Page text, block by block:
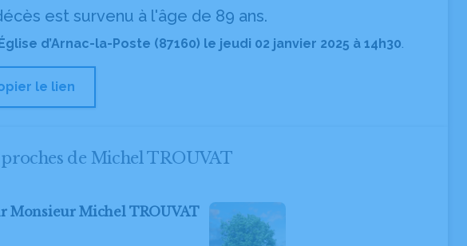
est survenu à l'âge de 89 ans.
d’Arnac-la-Poste (87160) le jeudi 02 janvier 2025 à 14h30.
le lien
de Michel TROUVAT
Monsieur Michel TROUVAT